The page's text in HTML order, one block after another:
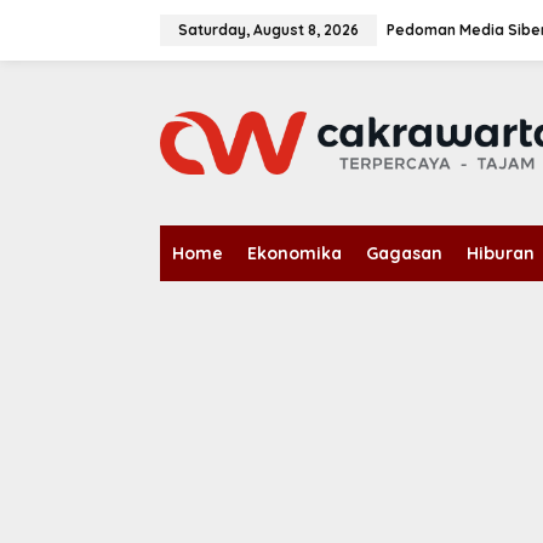
Saturday, August 8, 2026 Pedoman Media
Home Ekonomika Gagasan Hiburan